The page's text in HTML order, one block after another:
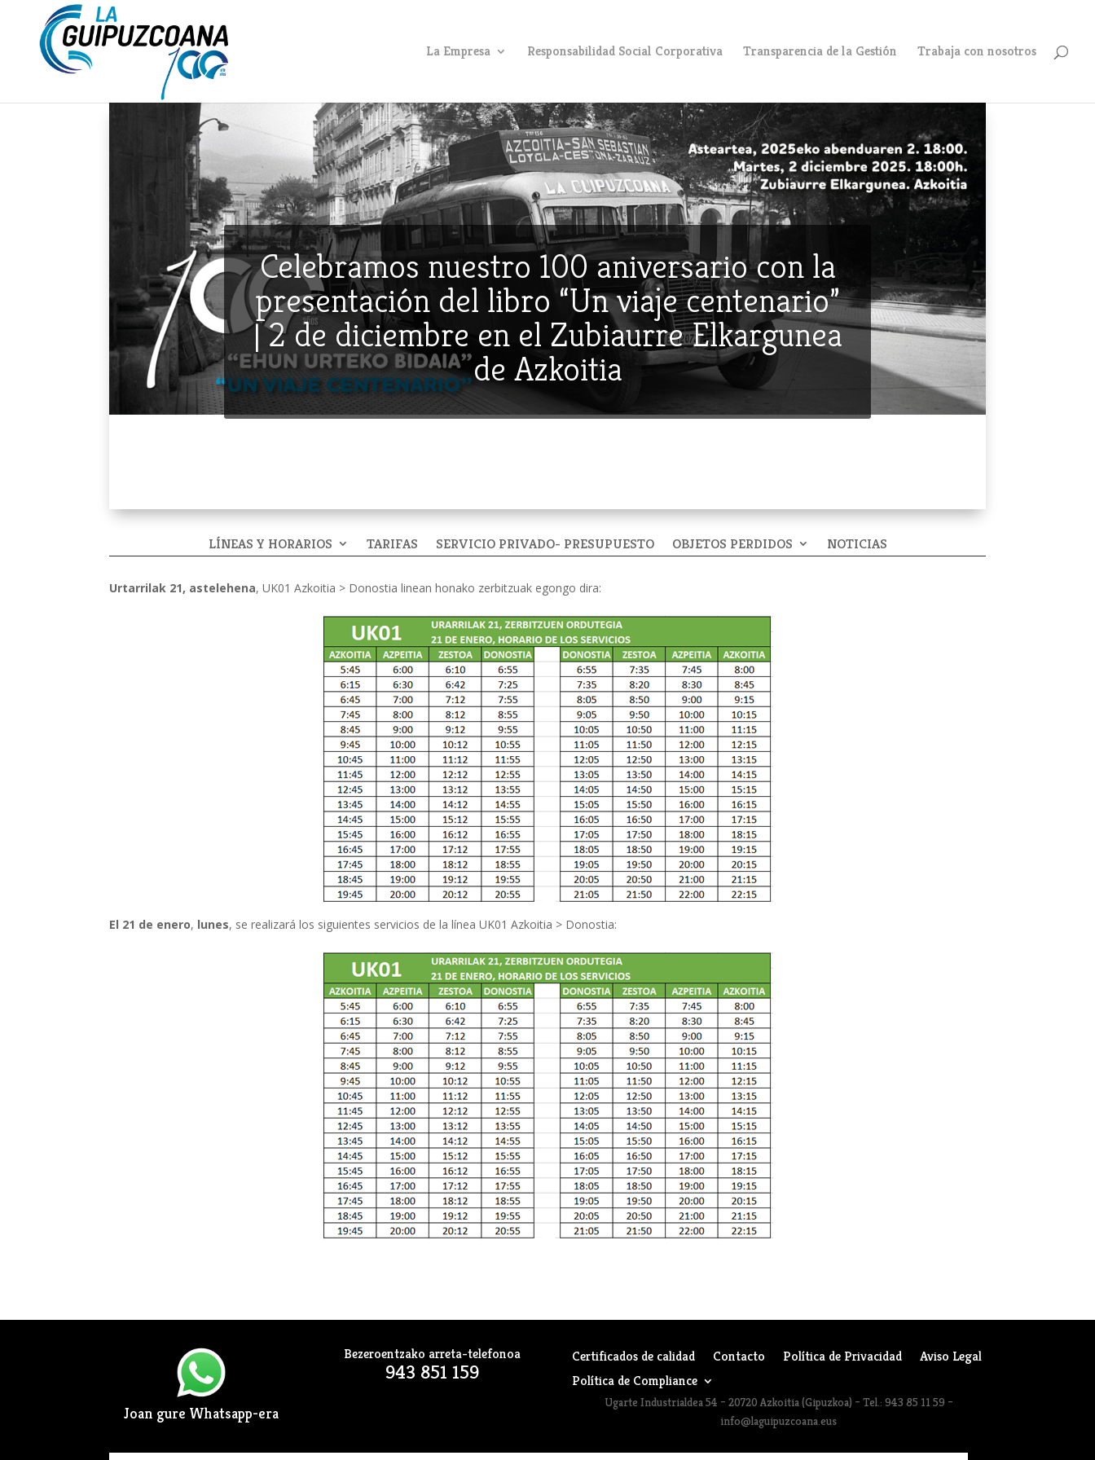
La Empresa Responsabilidad Social Corporativa Transparencia de la Gestión Trabaja con nosotros
Celebramos nuestro 100 aniversario con la
presentación del libro “Un viaje centenario”
| 2 de diciembre en el Zubiaurre Elkargunea
de Azkoitia
LÍNEAS Y HORARIOS TARIFAS SERVICIO PRIVADO- PRESUPUESTO OBJETOS PERDIDOS NOTICIAS
Urtarrilak 21, astelehena, UK01 Azkoitia > Donostia linean honako zerbitzuak egongo dira:
El 21 de enero, lunes, se realizará los siguientes servicios de la línea UK01 Azkoitia > Donostia:
Joan gure Whatsapp-era
Bezeroentzako arreta-telefonoa
943 851 159
Certificados de calidad Contacto Política de Privacidad
Aviso Legal
Política de Compliance
Ugarte Industrialdea 54 – 20720 Azkoitia (Gipuzkoa) – Tel.: 943 85 11 59 –
info@laguipuzcoana.eus